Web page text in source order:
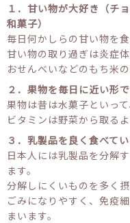
１．甘い物が大好き（チ
和菓子）
毎日何かしらの甘い物を食
甘い物の取り過ぎは炎症
おせんべいなどのもち米
２．果物を毎日に近い形
果物は昔は水菓子といっ
ビタミンは野菜から取る
３．乳製品を良く食べて
日本人には乳製品を分解
ます。
分解しにくいものを多く
ごみになりやすく、免疫
まいます。